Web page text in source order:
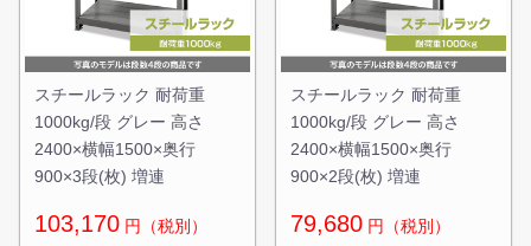
スチールラック 耐荷重
1000kg/段 グレー 高さ
2400×横幅1500×奥行
900×3段(枚) 増連
103,170 円（税別）
スチールラック 耐荷重
1000kg/段 グレー 高さ
2400×横幅1500×奥行
900×2段(枚) 増連
79,680 円（税別）